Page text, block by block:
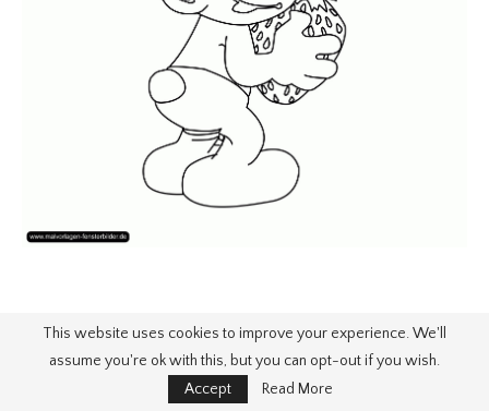
This website uses cookies to improve your experience. We'll
assume you're ok with this, but you can opt-out if you wish.
Accept
Read More